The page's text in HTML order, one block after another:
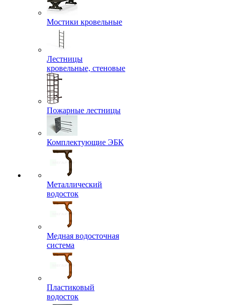
Мостики кровельные
Лестницы
кровельные, стеновые
Пожарные лестницы
Комплектующие ЭБК
Металлический
водосток
Медная водосточная
система
Пластиковый
водосток